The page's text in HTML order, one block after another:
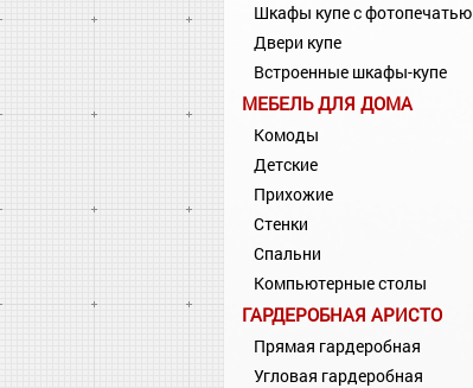
Шкафы купе с фотопечатью
Двери купе
Встроенные шкафы-купе
МЕБЕЛЬ ДЛЯ ДОМА
Комоды
Детские
Прихожие
Стенки
Спальни
Компьютерные столы
ГАРДЕРОБНАЯ АРИСТО
Прямая гардеробная
Угловая гардеробная